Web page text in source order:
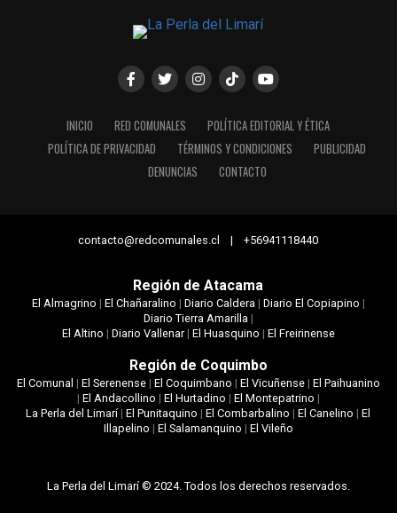
INICIO RED COMUNALES
POLÍTICA EDITORIAL Y ÉTICA
POLÍTICA DE PRIVACIDAD
TÉRMINOS Y CONDICIONES
PUBLICIDAD
DENUNCIAS
CONTACTO
contacto@redcomunales.cl | +56941118440
Región de Atacama
El Almagrino | El Chañaralino | Diario Caldera| Diario El Copiapino |
Diario Tierra Amarilla|
El Altino | Diario Vallenar| El Huasquino | El Freirinense
Región de Coquimbo
El Comunal | El Serenense| El Coquimbano | El Vicuñense| El Paihuanino
| El Andacollino | El Hurtadino | El Montepatrino |
La Perla del Limarí|El Punitaquino |El Combarbalino |El Canelino |El
Illapelino | El Salamanquino | El Vileño
La Perla del Limarí © 2024. Todos los derechos reservados.